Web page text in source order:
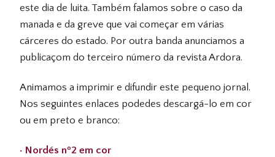
este dia de luita. Também falamos sobre o caso da
manada e da greve que vai começar em várias
cárceres do estado. Por outra banda anunciamos a
publicaçom do terceiro número da revista Ardora.
Animamos a imprimir e difundir este pequeno jornal.
Nos seguintes enlaces podedes descargá-lo em cor
ou em preto e branco:
· Nordés nº2 em cor